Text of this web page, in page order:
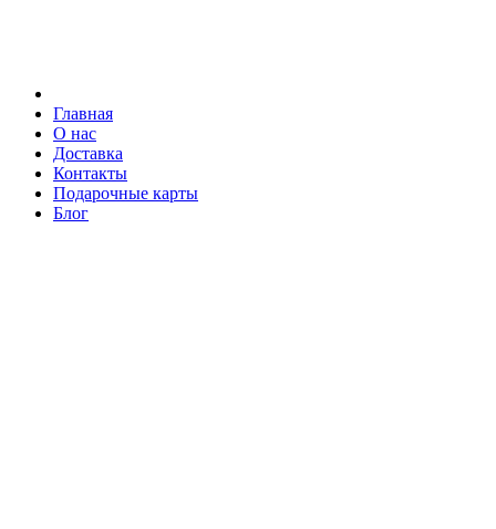
Главная
О нас
Доставка
Контакты
Подарочные карты
Блог